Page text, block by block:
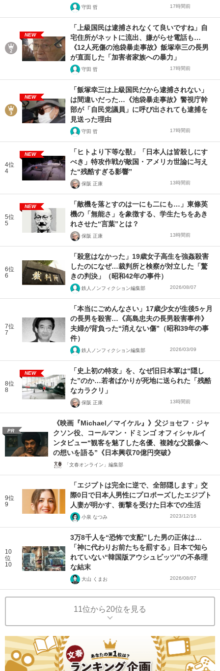
守田 哲 17時間前
NEW
「上級国民は逮捕されなくて良いですね」自
宅住所がネットに流出、嫌がらせ電話も…
《12人死傷の池袋暴走事故》飯塚幸三の長男
が直面した「加害者家族への暴力」
守田 哲 17時間前
NEW
「飯塚幸三は上級国民だから逮捕されない」
は間違いだった…《池袋暴走事故》警視庁幹
部が「自民党議員」に呼び出されても逮捕を
見送った理由
守田 哲 17時間前
4位
4
NEW
「ヒトより下等な獣」「日本人は皆殺しにす
べき」特攻作戦が敵国・アメリカ世論に与え
た“残酷すぎる影響”
保阪 正康 13時間前
5位
5
NEW
「敵機を落とすのは一にも二にも…」東條英
機の「無能さ」を象徴する、学生たちをあき
れさせた“言葉”とは？
保阪 正康 13時間前
6位
6
「殺意はなかった」19歳女子高生を強姦殺害
したのになぜ…裁判所と検察が対立した「驚
きの判決」（昭和42年の事件）
鉄人ノンフィクション編集部 2026/08/07
7位
7
「本当にごめんなさい」17歳少女が生後5ヶ月
の長男を殺害…《高島忠夫の長男殺害事件》
夫婦が背負った“消えない傷”（昭和39年の事
件）
鉄人ノンフィクション編集部 2026/03/09
8位
8
NEW
「史上初の特攻」を、なぜ旧日本軍は“隠し
た”のか…若者ばかりが死地に送られた「残酷
なカラクリ」
保阪 正康 13時間前
PR
《映画『Michael／マイケル』》父ジョセフ・ジャ
クソン役、コールマン・ドミンゴ オフィシャルイ
ンタビュー“観客を魅了した名優、複雑な父親像へ
の想いを語る”《日本興収70億円突破》
「文春オンライン」編集部
9位
9
「エジプトは完全に逆で、全部隠します」交
際0日で日本人男性にプロポーズしたエジプト
人妻が明かす、衝撃を受けた日本での生活
小泉 なつみ 2023/12/16
10
位
10
3万8千人を“恐怖で支配”した男の正体は…
「神に代わりお前たちを罰する」日本で知ら
れていない“韓国版アウシュビッツ”の不条理
な結末
大山 くまお 2026/08/07
11位から20位を見る